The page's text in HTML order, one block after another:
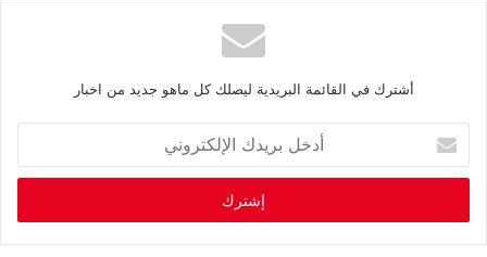
أشترك في القائمة البريدية ليصلك كل ماهو جديد من اخبار
خ
ب
ر